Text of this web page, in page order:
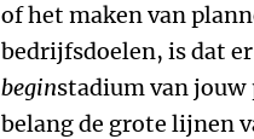
of het maken van
bedrijfsdoelen, is dat
beginstadium van jouw
belang de grote lijnen